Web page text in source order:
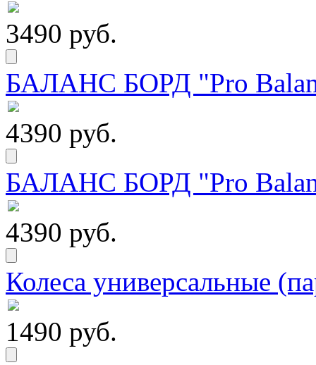
3490 руб.
БАЛАНС БОРД "Pro
4390 руб.
БАЛАНС БОРД "Pro
4390 руб.
Колеса универсальные
1490 руб.